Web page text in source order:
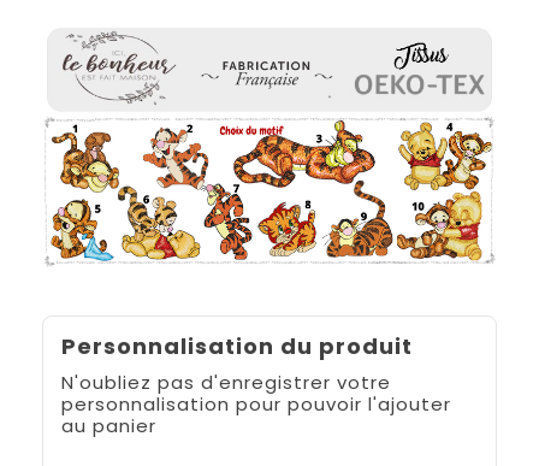
Personnalisation du produit
N'oubliez pas d'enregistrer votre
personnalisation pour pouvoir l'ajouter
au panier